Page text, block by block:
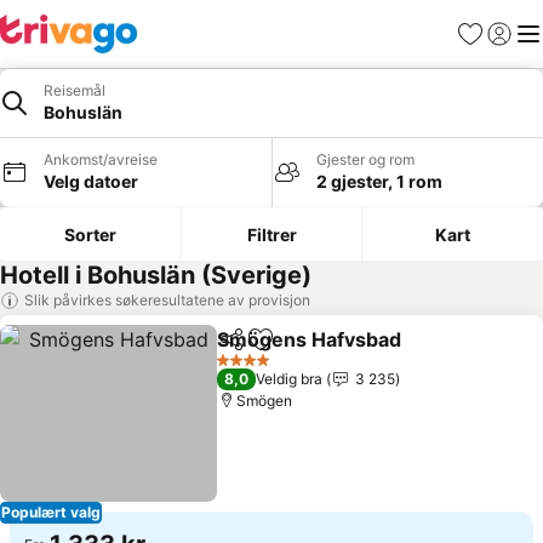
Favoritter
Logg
Reisemål
Bohuslän
Ankomst/avreise
Velg datoer
Gjester og rom
2 gjester, 1 rom
Sorter Filtrer Kart
Hotell i Bohuslän (Sverige)
Slik påvirkes søkeresultatene av provisjon
Populært valg
Del Legg til i favoritter
Smögens Hafvsbad
4 Stjerner
8,0 Veldig bra
3 235
Smögen